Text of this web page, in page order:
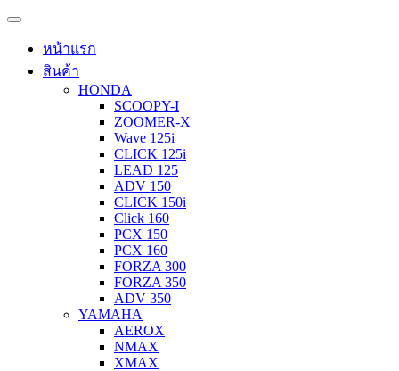
หน้าแรก
สินค้า
HONDA
SCOOPY-I
ZOOMER-X
Wave 125i
CLICK 125i
LEAD 125
ADV 150
CLICK 150i
Click 160
PCX 150
PCX 160
FORZA 300
FORZA 350
ADV 350
YAMAHA
AEROX
NMAX
XMAX